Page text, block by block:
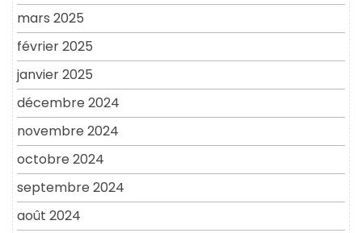
mars 2025
février 2025
janvier 2025
décembre 2024
novembre 2024
octobre 2024
septembre 2024
août 2024